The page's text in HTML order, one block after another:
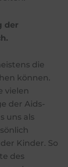
der
die
können.
vielen
der Aids-
uns als
Kinder. So
des